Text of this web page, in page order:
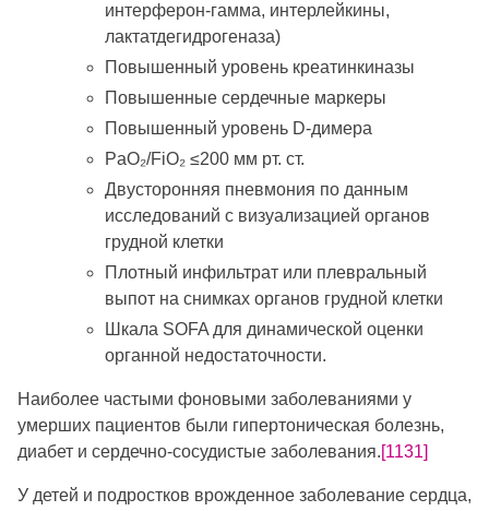
интерферон-гамма, интерлейкины,
лактатдегидрогеназа)
Повышенный уровень креатинкиназы
Повышенные сердечные маркеры
Повышенный уровень D-димера
PaO₂/FiO₂ ≤200 мм рт. ст.
Двусторонняя пневмония по данным
исследований с визуализацией органов
грудной клетки
Плотный инфильтрат или плевральный
выпот на снимках органов грудной клетки
Шкала SOFA для динамической оценки
органной недостаточности.
Наиболее частыми фоновыми заболеваниями у
умерших пациентов были гипертоническая болезнь,
диабет и сердечно-сосудистые заболевания.[1131]
У детей и подростков врожденное заболевание сердца,